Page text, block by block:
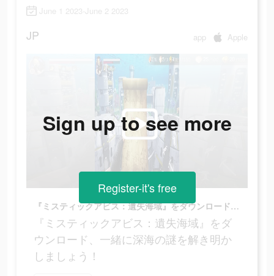
June 1 2023-June 2 2023
JP app Apple
『ミスティックアビス：遺失海域』をダウンロード、一緒に深海の謎を解き明かしましょう！
『ミスティックアビス：遺失海域』をダ
ウンロード、一緒に深海の謎を解き明か
しましょう！
Sign up to see more
Register-it's free